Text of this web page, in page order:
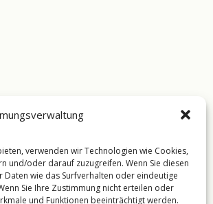
verwenden wir Technologien wie Cookies,
und/oder darauf zuzugreifen. Wenn Sie diesen
wie das Surfverhalten oder eindeutige
Sie Ihre Zustimmung nicht erteilen oder
und Funktionen beeinträchtigt werden.